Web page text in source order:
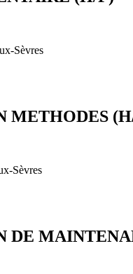
Sèvres
METHODES
Sèvres
DE